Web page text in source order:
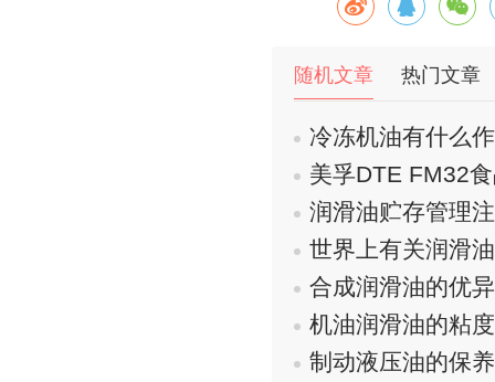
随机文章 热门文章
冷冻机油有什么
美孚DTE FM32食品
润滑油贮存管理
世界上有关润滑
合成润滑油的优
机油润滑油的粘
制动液压油的保